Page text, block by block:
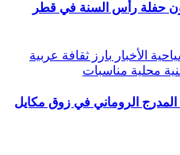
حفلة رأس السنة في قطر
الأخبار بارز ثقافة عربية
محلية مناسبات
الروماني في زوق مكايل